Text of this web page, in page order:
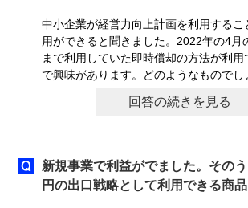
中小企業が経営力向上計画を利用するこ
用ができると聞きました。2022年の4月
まで利用していた即時償却の方法が利
で興味があります。どのようなものでし
回答の続きを見る
新規事業で利益がでました。その
円の出口戦略として利用できる商品